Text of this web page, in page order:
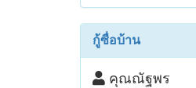
กู้ซื่อบ้าน
คุณณัฐพร